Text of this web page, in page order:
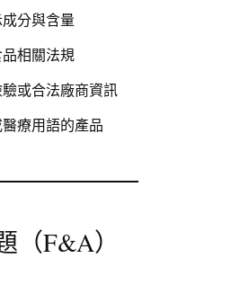
分與含量
相關法規
或合法廠商資訊
療用語的產品
（F&A）